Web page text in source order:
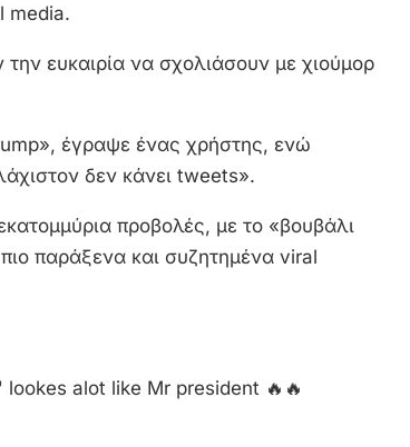
media.
ευκαιρία να σχολιάσουν με χιούμορ
έγραψε ένας χρήστης, ενώ
δεν κάνει tweets».
προβολές, με το «βουβάλι
παράξενα και συζητημένα viral
alot like Mr president 🔥🔥